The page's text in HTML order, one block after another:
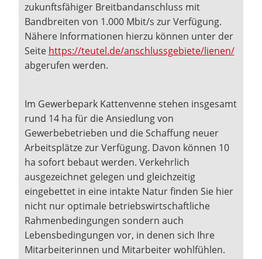
zukunftsfähiger Breitbandanschluss mit
Bandbreiten von 1.000 Mbit/s zur Verfügung.
Nähere Informationen hierzu können unter der
Seite https://teutel.de/anschlussgebiete/lienen/
abgerufen werden.
Im Gewerbepark Kattenvenne stehen insgesamt
rund 14 ha für die Ansiedlung von
Gewerbebetrieben und die Schaffung neuer
Arbeitsplätze zur Verfügung. Davon können 10
ha sofort bebaut werden. Verkehrlich
ausgezeichnet gelegen und gleichzeitig
eingebettet in eine intakte Natur finden Sie hier
nicht nur optimale betriebswirtschaftliche
Rahmenbedingungen sondern auch
Lebensbedingungen vor, in denen sich Ihre
Mitarbeiterinnen und Mitarbeiter wohlfühlen.